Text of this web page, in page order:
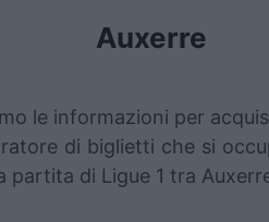
Auxerre
le informazioni per
di biglietti che si
partita di Ligue 1 tra